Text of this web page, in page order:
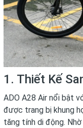
1. Thiết Kế
ADO A28 Air nổi bật
được trang bị khung
tăng tính di động.